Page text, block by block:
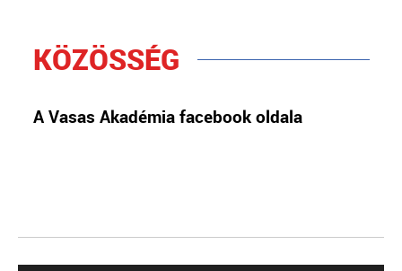
KÖZÖSSÉG
A Vasas Akadémia facebook oldala